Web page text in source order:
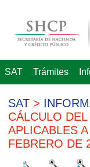
SAT Trámites
SAT >
CÁLCULO
APLICABLES
FEBRERO DE